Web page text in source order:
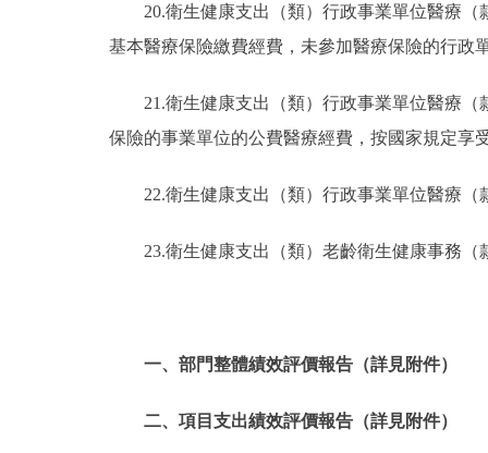
20.衛生健康支出（類）行政事業單位醫療
基本醫療保險繳費經費，未參加醫療保險的行政
21.衛生健康支出（類）行政事業單位醫療
保險的事業單位的公費醫療經費，按國家規定享
22.衛生健康支出（類）行政事業單位醫療
23.衛生健康支出（類）老齡衛生健康事務
一、部門整體績效評價報告（詳見附件）
二、項目支出績效評價報告（詳見附件）